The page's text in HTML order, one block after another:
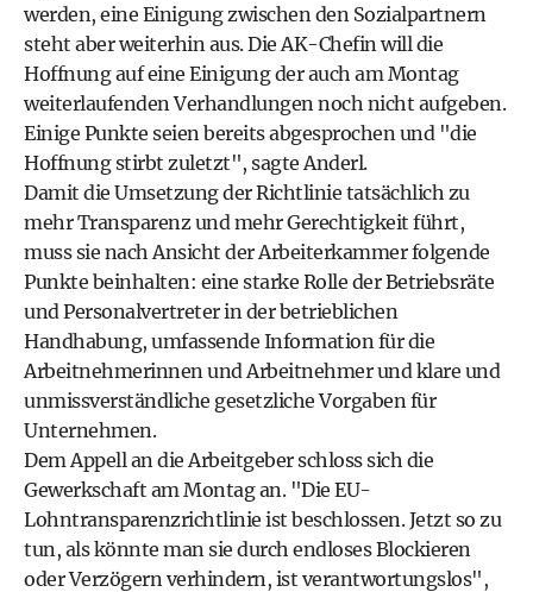
werden, eine Einigung zwischen den Sozialpartnern
steht aber weiterhin aus. Die AK-Chefin will die
Hoffnung auf eine Einigung der auch am Montag
weiterlaufenden Verhandlungen noch nicht aufgeben.
Einige Punkte seien bereits abgesprochen und "die
Hoffnung stirbt zuletzt", sagte Anderl.
Damit die Umsetzung der Richtlinie tatsächlich zu
mehr Transparenz und mehr Gerechtigkeit führt,
muss sie nach Ansicht der Arbeiterkammer folgende
Punkte beinhalten: eine starke Rolle der Betriebsräte
und Personalvertreter in der betrieblichen
Handhabung, umfassende Information für die
Arbeitnehmerinnen und Arbeitnehmer und klare und
unmissverständliche gesetzliche Vorgaben für
Unternehmen.
Dem Appell an die Arbeitgeber schloss sich die
Gewerkschaft am Montag an. "Die EU-
Lohntransparenzrichtlinie ist beschlossen. Jetzt so zu
tun, als könnte man sie durch endloses Blockieren
oder Verzögern verhindern, ist verantwortungslos",